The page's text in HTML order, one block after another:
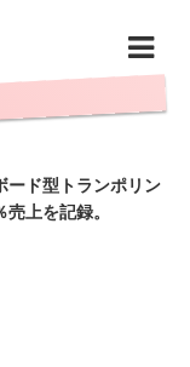
ード型トランポリン
上を記録。